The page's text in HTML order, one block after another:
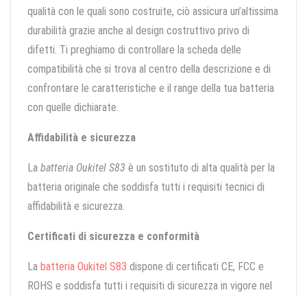
qualità con le quali sono costruite, ciò assicura un’altissima
durabilità grazie anche al design costruttivo privo di
difetti. Ti preghiamo di controllare la scheda delle
compatibilità che si trova al centro della descrizione e di
confrontare le caratteristiche e il range della tua batteria
con quelle dichiarate.
Affidabilità e sicurezza
La batteria Oukitel S83 è un sostituto di alta qualità per la
batteria originale che soddisfa tutti i requisiti tecnici di
affidabilità e sicurezza.
Certificati di sicurezza e conformità
La batteria Oukitel S83 dispone di certificati CE, FCC e
ROHS e soddisfa tutti i requisiti di sicurezza in vigore nel